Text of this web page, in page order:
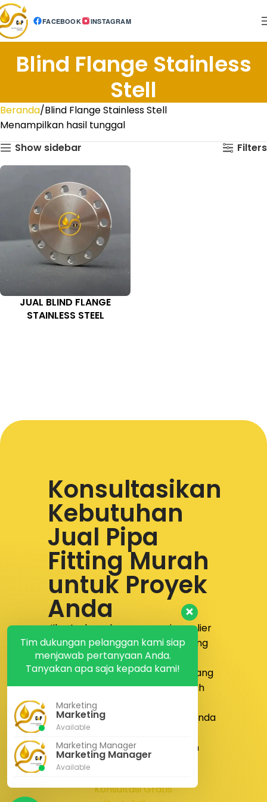
FACEBOOK INSTAGRAM
Blind Flange Stainless
Stell
Beranda Blind Flange Stainless Stell
Menampilkan hasil tunggal
Show sidebar
Filters
JUAL BLIND FLANGE
STAINLESS STEEL
Konsultasikan
Kebutuhan
Jual Pipa
Fitting Murah
untuk Proyek
Anda
Jika Anda sedang mencari supplier
yang menyediakan jual pipa fitting
murah dengan produk lengkap,
layanan responsif, dan proses yang
lebih nyaman,PT Calista Anugrah
Permatasiap membantu.
Sampaikan kebutuhan proyek Anda
kepada tim kami untuk
mendapatkan solusi pengadaan
yang lebih tepat dan efisien.
Konsultasi Gratis
Tim dukungan pelanggan kami siap
menjawab pertanyaan Anda.
Tanyakan apa saja kepada kami!
Marketing
Marketing
Available
Marketing Manager
Marketing Manager
Available